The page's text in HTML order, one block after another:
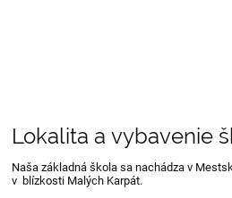
Zameranie
školy
Lokalita a vybavenie
Naša základná škola sa nachádza v
v blízkosti Malých Karpát.